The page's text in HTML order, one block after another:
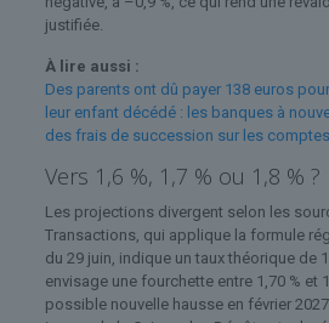
justifiée.
À lire aussi :
Des parents ont dû payer 138 euros
leur enfant décédé : les banques à
des frais de succession sur les
Vers 1,6 %, 1,7 % ou 1,8 % ?
Les projections divergent selon les
Transactions, qui applique la formule
du 29 juin, indique un taux théorique de
envisage une fourchette entre 1,70 % et
possible nouvelle hausse en février